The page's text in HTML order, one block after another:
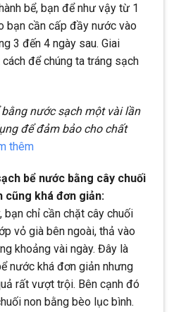
bể, bạn để như vậy từ 1
bạn cần cấp đầy nước vào
3 đến 4 ngày sau. Giai
để chúng ta tráng sạch
nước sạch một vài lần
để đảm bảo cho chất
thêm
bể nước bằng cây chuối
cũng khá đơn giản:
bạn chỉ cần chặt cây chuối
vỏ già bên ngoài, thả vào
khoảng vài ngày. Đây là
nước khá đơn giản nhưng
rất vượt trội. Bên cạnh đó
non bằng bèo lục bình.